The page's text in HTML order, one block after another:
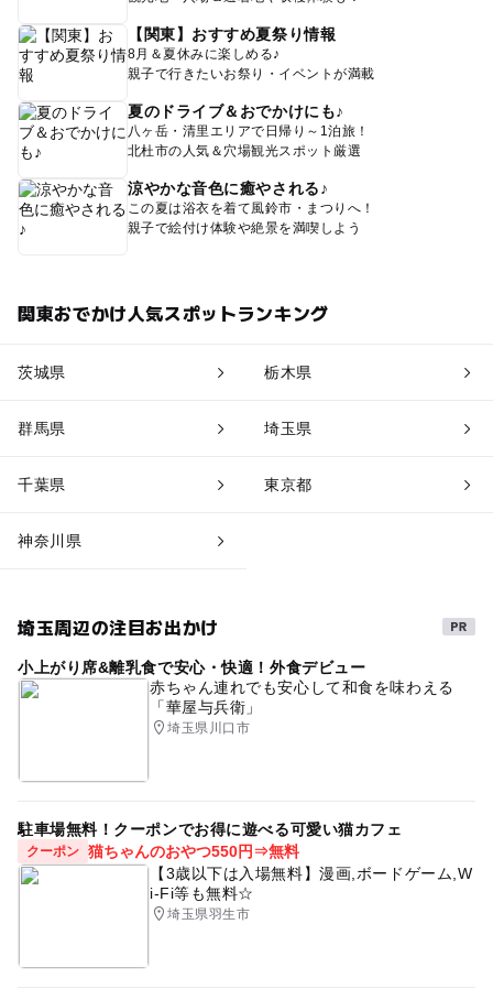
【関東】おすすめ夏祭り情報
8月＆夏休みに楽しめる♪
親子で行きたいお祭り・イベントが満載
夏のドライブ＆おでかけにも♪
八ヶ岳・清里エリアで日帰り～1泊旅！
北杜市の人気＆穴場観光スポット厳選
涼やかな音色に癒やされる♪
この夏は浴衣を着て風鈴市・まつりへ！
親子で絵付け体験や絶景を満喫しよう
関東おでかけ人気スポットランキング
茨城県 栃木県
群馬県 埼玉県
千葉県 東京都
神奈川県
埼玉周辺の注目お出かけ
小上がり席&離乳食で安心・快適！外食デビュー
赤ちゃん連れでも安心して和食を味わえる
「華屋与兵衛」
埼玉県川口市
駐車場無料！クーポンでお得に遊べる可愛い猫カフェ
クーポン 猫ちゃんのおやつ550円⇒無料
【3歳以下は入場無料】漫画,ボードゲーム,W
i-Fi等も無料☆
埼玉県羽生市